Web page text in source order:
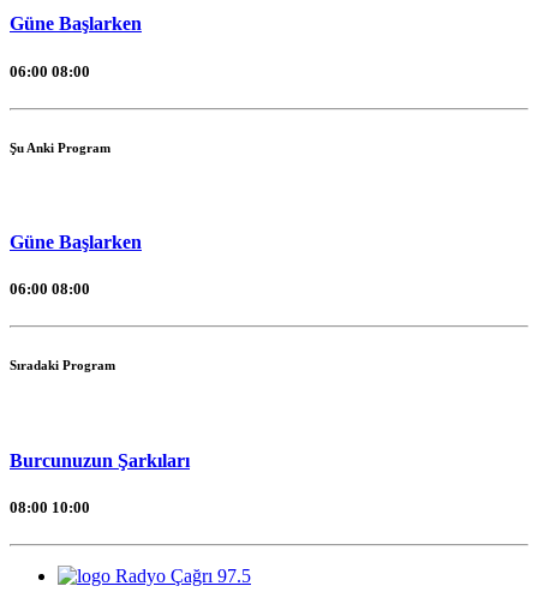
Güne Başlarken
06:00 08:00
Şu Anki Program
Güne Başlarken
06:00 08:00
Sıradaki Program
Burcunuzun Şarkıları
08:00 10:00
Radyo Çağrı 97.5